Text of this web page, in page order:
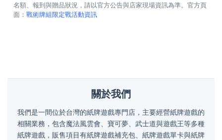
名額、報到與贈品狀況，請以官方公告與店家現場資訊為準。官方頁
面： 戰術牌組限定戰活動資訊
關於我們
我們是一間位於台灣的紙牌遊戲專門店，主要經營紙牌遊戲的
相關業務，包含魔法風雲會、寶可夢、武士道與遊戲王等多種
紙牌遊戲，販售項目有紙牌遊戲補充包、紙牌遊戲單卡與紙牌